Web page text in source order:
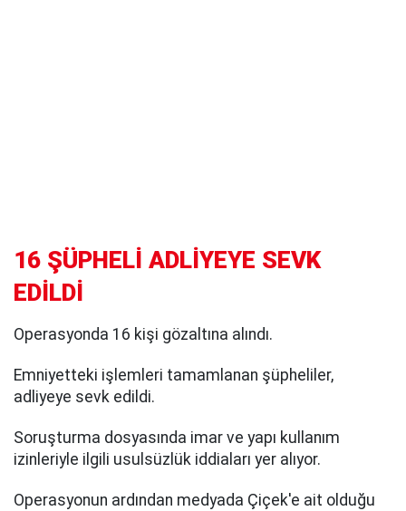
16 ŞÜPHELİ ADLİYEYE SEVK
EDİLDİ
Operasyonda 16 kişi gözaltına alındı.
Emniyetteki işlemleri tamamlanan şüpheliler,
adliyeye sevk edildi.
Soruşturma dosyasında imar ve yapı kullanım
izinleriyle ilgili usulsüzlük iddiaları yer alıyor.
Operasyonun ardından medyada Çiçek'e ait olduğu